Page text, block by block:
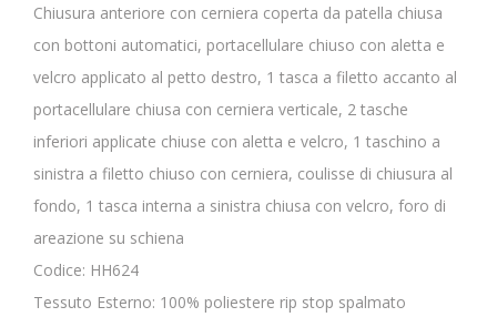
Chiusura anteriore con cerniera coperta da patella chiusa
con bottoni automatici, portacellulare chiuso con aletta e
velcro applicato al petto destro, 1 tasca a filetto accanto al
portacellulare chiusa con cerniera verticale, 2 tasche
inferiori applicate chiuse con aletta e velcro, 1 taschino a
sinistra a filetto chiuso con cerniera, coulisse di chiusura al
fondo, 1 tasca interna a sinistra chiusa con velcro, foro di
areazione su schiena
Codice: HH624
Tessuto Esterno: 100% poliestere rip stop spalmato